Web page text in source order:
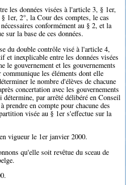
les données visées à l'article 3, § 1er,
1er, 2°, la Cour des comptes, le cas
conformément au § 2, et la
sur la base de ces données.
du double contrôle visé à l'article 4,
et inexplicable entre les données visées
le gouvernement et les gouvernements
les éléments dont elle
le nombre d'élèves de chacune
concertation avec les gouvernements
détermine, par arrêté délibéré en Conseil
prendre en compte pour chacune des
visée au § 1er s'effectue sur la
vigueur le 1er janvier 2000.
qu'elle soit revêtue du sceau de